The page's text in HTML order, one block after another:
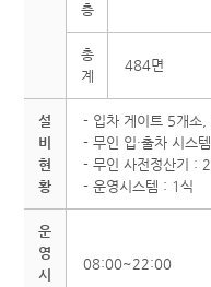
층
총
계
484면
설
비
현
황
- 입차 게이트 5개소
- 무인 입·출차 시스
- 무인 사전정산기 :
- 운영시스템 : 1식
운
영
시
08:00~22:00